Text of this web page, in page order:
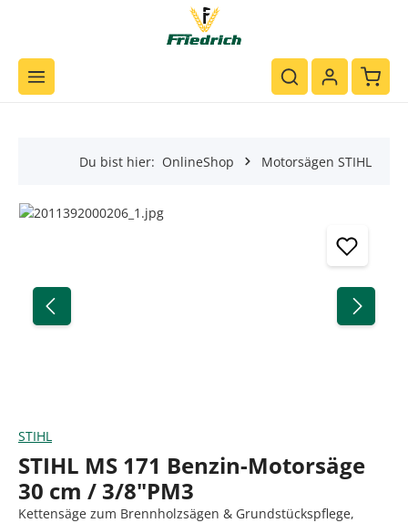
Du bist hier: OnlineShop Motorsägen STIHL
Bildergalerie überspringen
STIHL
STIHL MS 171 Benzin-Motorsäge
30 cm / 3/8"PM3
Kettensäge zum Brennholzsägen & Grundstückspflege,